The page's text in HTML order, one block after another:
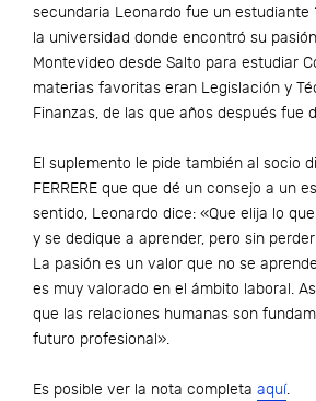
secundaria Leonardo fue un estudiante
la universidad donde encontró su
Montevideo desde Salto para estudiar
materias favoritas eran Legislación y
Finanzas, de las que años después fue
El suplemento le pide también al socio
FERRERE que que dé un consejo a un
sentido, Leonardo dice: «Que elija lo
y se dedique a aprender, pero sin
La pasión es un valor que no se
es muy valorado en el ámbito laboral.
que las relaciones humanas son
futuro profesional».
Es posible ver la nota completa aquí.